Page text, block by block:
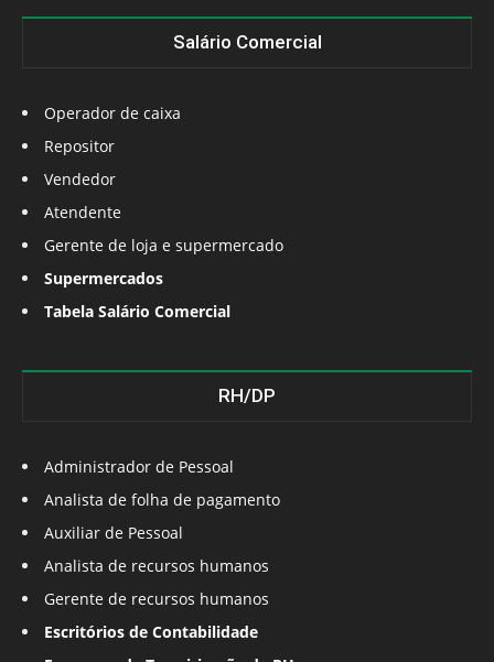
Salário Comercial
Operador de caixa
Repositor
Vendedor
Atendente
Gerente de loja e supermercado
Supermercados
Tabela Salário Comercial
RH/DP
Administrador de Pessoal
Analista de folha de pagamento
Auxiliar de Pessoal
Analista de recursos humanos
Gerente de recursos humanos
Escritórios de Contabilidade